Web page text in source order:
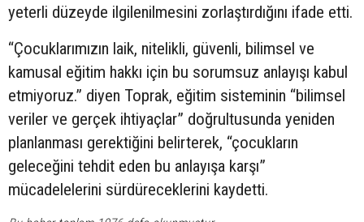
yeterli düzeyde ilgilenilmesini zorlaştırdığını ifade etti.
“Çocuklarımızın laik, nitelikli, güvenli, bilimsel ve
kamusal eğitim hakkı için bu sorumsuz anlayışı kabul
etmiyoruz.” diyen Toprak, eğitim sisteminin “bilimsel
veriler ve gerçek ihtiyaçlar” doğrultusunda yeniden
planlanması gerektiğini belirterek, “çocukların
geleceğini tehdit eden bu anlayışa karşı”
mücadelelerini sürdüreceklerini kaydetti.